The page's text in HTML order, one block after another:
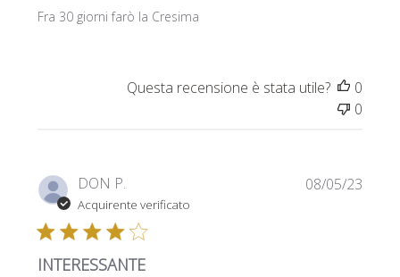
Fra 30 giorni farò la Cresima
Questa recensione è stata utile?
0
0
DON P.
Acquirente verificato
INTERESSANTE
08/05/23